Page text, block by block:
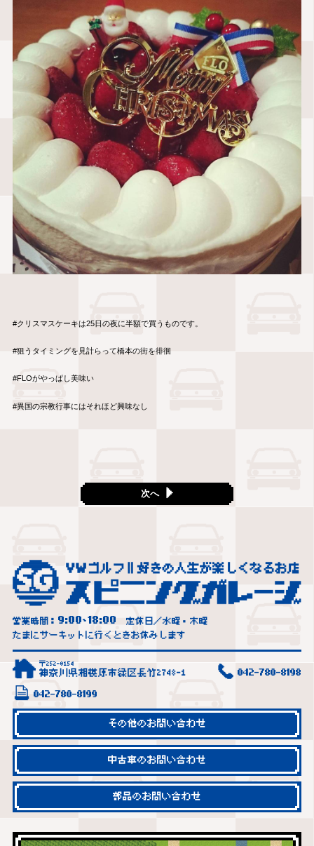
#クリスマスケーキは25日の夜に半額で買うものです。
#狙うタイミングを見計らって橋本の街を徘徊
#FLOがやっぱし美味い
#異国の宗教行事にはそれほど興味なし
次へ
営業時間： 9:00~18:00
定休日／水曜・木曜
たまにサーキットに行くときお休みします
〒252-0154
神奈川県相模原市緑区長竹2748-1 042-780-8198
042-780-8199
その他のお問い合わせ
中古車のお問い合わせ
部品のお問い合わせ